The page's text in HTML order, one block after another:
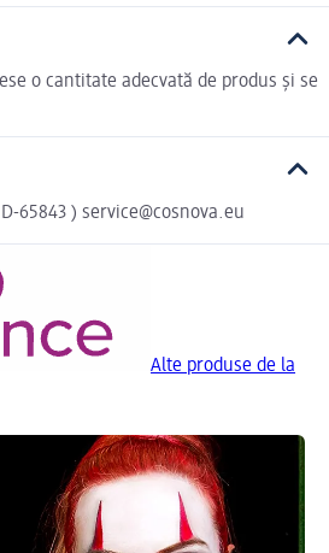
o cantitate adecvată de produs și se
65843 ) service@cosnova.eu
Alte produse de la